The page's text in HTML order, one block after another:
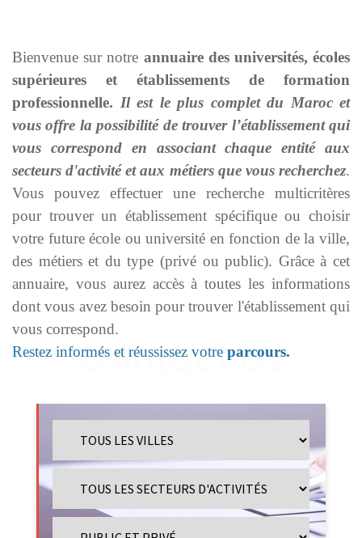
Bienvenue sur notre annuaire des universités, écoles
supérieures et établissements de formation
professionnelle. Il est le plus complet du Maroc et
vous offre la possibilité de trouver l’établissement qui
vous correspond en associant chaque entité aux
secteurs d'activité et aux métiers que vous recherchez.
Vous pouvez effectuer une recherche multicritères
pour trouver un établissement spécifique ou choisir
votre future école ou université en fonction de la ville,
des métiers et du type (privé ou public). Grâce à cet
annuaire, vous aurez accès à toutes les informations
dont vous avez besoin pour trouver l'établissement qui
vous correspond.
Restez informés et réussissez votre parcours.